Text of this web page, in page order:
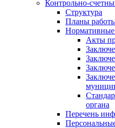
Контрольно-
Структура
Планы
Акты
органа
Перечень